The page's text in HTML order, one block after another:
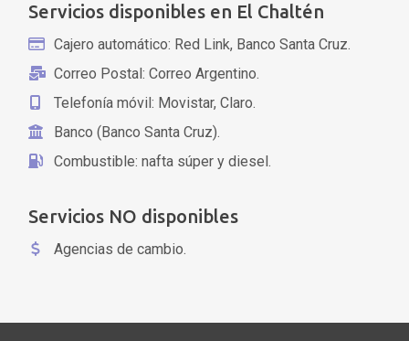
Servicios disponibles en El Chaltén
Cajero automático: Red Link, Banco Santa Cruz.
Correo Postal: Correo Argentino.
Telefonía móvil: Movistar, Claro.
Banco (Banco Santa Cruz).
Combustible: nafta súper y diesel.
Servicios NO disponibles
Agencias de cambio.